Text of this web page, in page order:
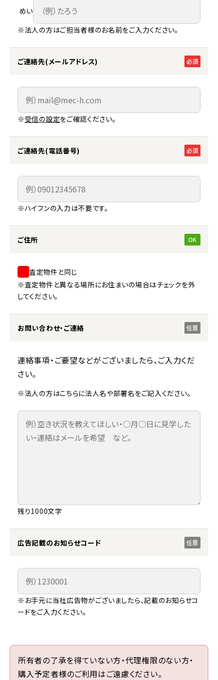
めい
※法人の方はご担当者様のお名前をご入力ください。
ご連絡先(メールアドレス) 必須
※ 受信の設定をご確認ください。
ご連絡先(電話番号) 必須
※ハイフンの入力は不要です。
ご住所 OK
査定物件と同じ
※査定物件と異なる場所にお住まいの場合はチェックを外
してください。
お問い合わせ・ご連絡 任意
連絡事項・ご要望などがございましたら、ご入力くだ
さい。
※法人の方はこちらに法人名や部署名をご記入ください。
残り1000文字
広告記載のお知らせコード 任意
※お手元に当社広告物がございましたら、記載のお知らせコ
ードをご入力ください。
所有者の了承を得ていない方・代理権限のない方・
購入予定者様のご利用はご遠慮ください。